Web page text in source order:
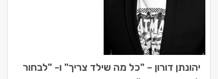
יהונתן דורון – "כל מה שילד צריך" ו- "לבחור